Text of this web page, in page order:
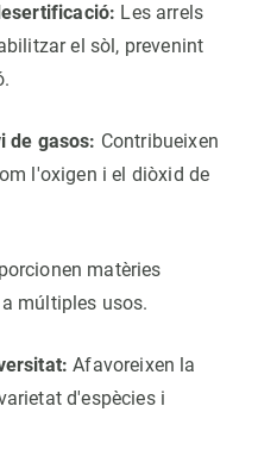
Les arrels
el sòl, prevenint
de gasos: Contribueixen
l'oxigen i el diòxid de
matèries
múltiples usos.
Afavoreixen la
d'espècies i